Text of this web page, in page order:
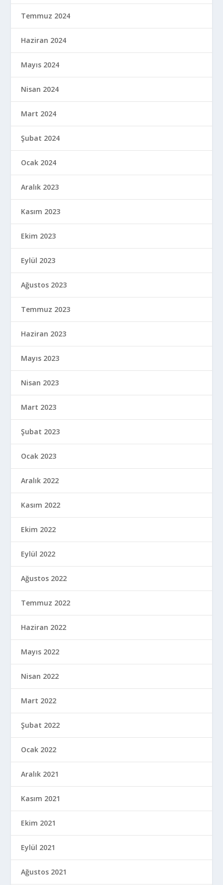
Ocak 2023
Aralık 2022
Kasım 2022
Ekim 2022
Eylül 2022
Ağustos 2022
Temmuz 2022
Haziran 2022
Mayıs 2022
Nisan 2022
Mart 2022
Şubat 2022
Ocak 2022
Aralık 2021
Kasım 2021
Ekim 2021
Eylül 2021
Ağustos 2021
Haziran 2021
Mayıs 2021
Nisan 2021
Mart 2021
Şubat 2021
Ocak 2021
Aralık 2020
Kasım 2020
Ekim 2020
Eylül 2020
Ağustos 2020
Temmuz 2020
Haziran 2020
Mayıs 2020
Nisan 2020
Mart 2020
Şubat 2020
Ocak 2020